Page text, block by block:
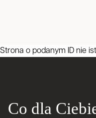
Strona o podanym ID nie
Co dla